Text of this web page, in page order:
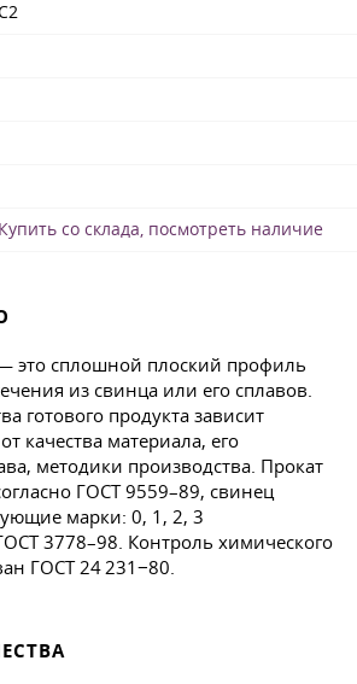
Купить со склада, посмотреть наличие
это сплошной плоский профиль
из свинца или его сплавов.
готового продукта зависит
качества материала, его
методики производства. Прокат
ГОСТ 9559–89, свинец
марки: 0, 1, 2, 3
3778–98 . Контроль химического
ГОСТ 24 231−80.